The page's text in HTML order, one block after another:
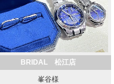
BRIDAL 松江店
峯谷様